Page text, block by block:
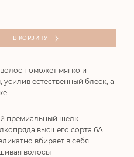
поможет мягко и
естественный блеск, а
премиальный шелк
высшего сорта 6А
вбирает в себя
волосы
В КОРЗИНУ